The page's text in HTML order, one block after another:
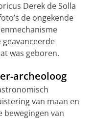
Derek de Solla
de ongekende
was geboren.
archeoloog
van maan en
bewegingen van